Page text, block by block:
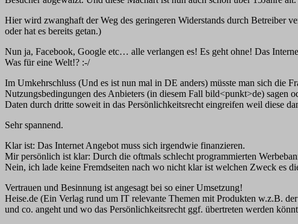
Hier wird zwanghaft der Weg des geringeren Widerstands durch Betreiber
oder hat es bereits getan.)
Nun ja, Facebook, Google etc… alle verlangen es! Es geht ohne! Das
Was für eine Welt!? :-/
Im Umkehrschluss (Und es ist nun mal in DE anders) müsste man sich die
Nutzungsbedingungen des Anbieters (in diesem Fall bild<punkt>de) sagen
Daten durch dritte soweit in das Persönlichkeitsrecht eingreifen weil diese
Sehr spannend.
Klar ist: Das Internet Angebot muss sich irgendwie finanzieren.
Mir persönlich ist klar: Durch die oftmals schlecht programmierten
Nein, ich lade keine Fremdseiten nach wo nicht klar ist welchen Zweck es
Vertrauen und Besinnung ist angesagt bei so einer Umsetzung!
Heise.de (Ein Verlag rund um IT relevante Themen mit Produkten w.z.B.
und co. angeht und wo das Persönlichkeitsrecht ggf. übertreten werden